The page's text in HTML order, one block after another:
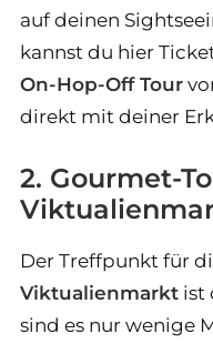
auf deinen
kannst du hier
On-Hop-Off Tour
direkt mit deiner
2. Gourmet-
Der Treffpunkt für
Viktualienmarkt ist
sind es nur wenige